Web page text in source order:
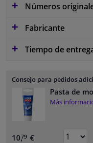
Números
Fabricante
Tiempo de
Consejo para pedidos
Pasta de
Más
10,79 €